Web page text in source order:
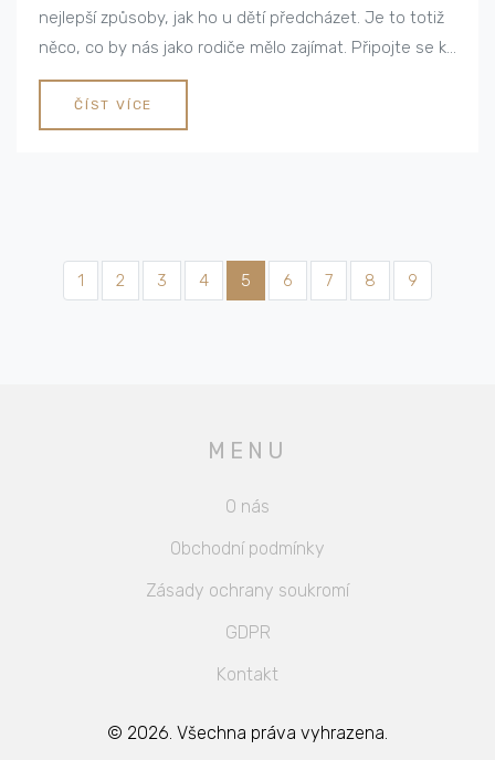
nejlepší způsoby, jak ho u dětí předcházet. Je to totiž
něco, co by nás jako rodiče mělo zajímat. Připojte se ke
mně a dozvíte se více o této důležité otázce zubní
péče.ČÍST VÍCE
1 2 3 4 5 6 7 8 9
MENU
O nás
Obchodní podmínky
Zásady ochrany soukromí
GDPR
Kontakt
© 2026. Všechna práva vyhrazena.